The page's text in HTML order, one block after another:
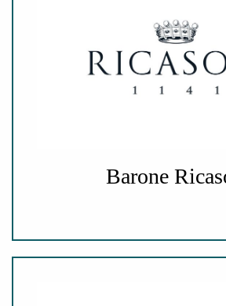
Barone